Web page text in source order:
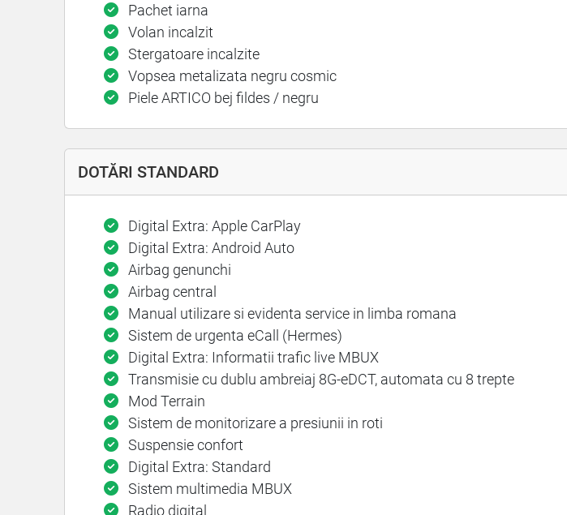
Pachet iarna
Volan incalzit
Stergatoare incalzite
Vopsea metalizata negru cosmic
Piele ARTICO bej fildes / negru
DOTĂRI STANDARD
Digital Extra: Apple CarPlay
Digital Extra: Android Auto
Airbag genunchi
Airbag central
Manual utilizare si evidenta service in limba romana
Sistem de urgenta eCall (Hermes)
Digital Extra: Informatii trafic live MBUX
Transmisie cu dublu ambreiaj 8G-eDCT, automata cu 8 trepte
Mod Terrain
Sistem de monitorizare a presiunii in roti
Suspensie confort
Digital Extra: Standard
Sistem multimedia MBUX
Radio digital